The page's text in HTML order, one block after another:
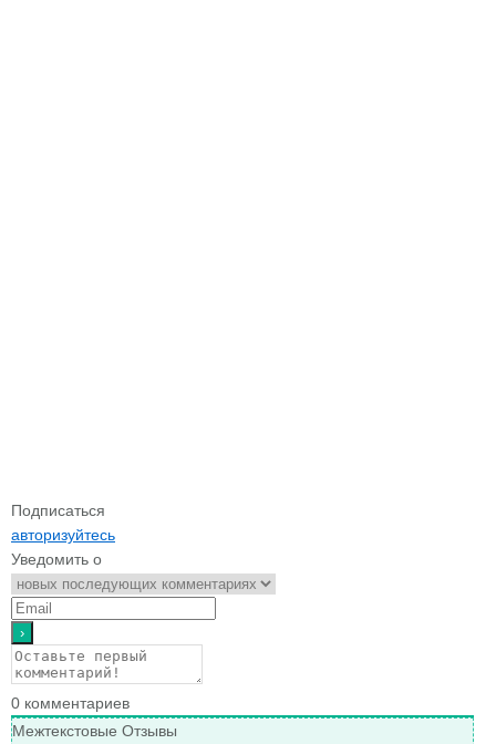
Подписаться
авторизуйтесь
Уведомить о
0 комментариев
Межтекстовые Отзывы